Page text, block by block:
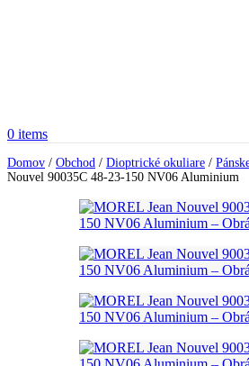
0 items
Domov / Obchod / Dioptrické okuliare /
Nouvel 90035C 48-23-150 NV06 Aluminium